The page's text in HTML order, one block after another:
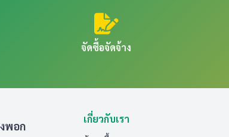
จัดซื้อจัดจ้าง
พอก
เกี่ยวกับเรา